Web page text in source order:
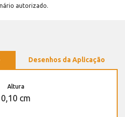
autorizado.
Desenhos da Aplicação
Altura
0,10 cm